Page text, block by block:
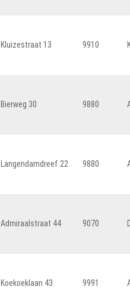
Kluizestraat 13 9910
Bierweg 30 9880
Langendamdreef 22 9880
Admiraalstraat 44 9070
Koekoeklaan 43 9991